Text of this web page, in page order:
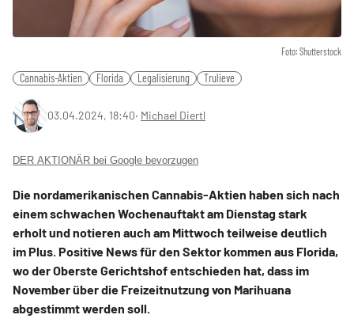
Foto: Shutterstock
Cannabis-Aktien Florida Legalisierung Trulieve
03.04.2024, 18:40‧ Michael Diertl
DER AKTIONÄR bei Google bevorzugen
Die nordamerikanischen Cannabis-Aktien haben sich nach
einem schwachen Wochenauftakt am Dienstag stark
erholt und notieren auch am Mittwoch teilweise deutlich
im Plus. Positive News für den Sektor kommen aus Florida,
wo der Oberste Gerichtshof entschieden hat, dass im
November über die Freizeitnutzung von Marihuana
abgestimmt werden soll.